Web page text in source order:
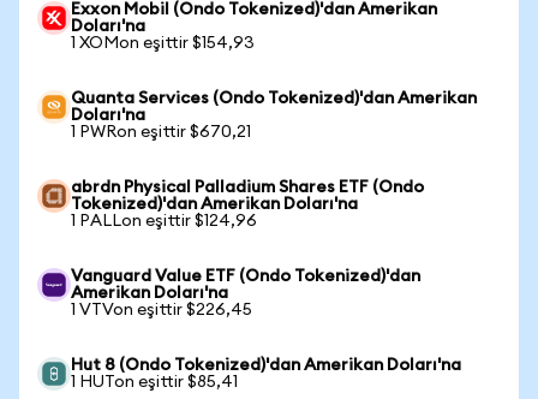
Exxon Mobil (Ondo Tokenized)'dan Amerikan
Doları'na
1 XOMon eşittir $154,93
Quanta Services (Ondo Tokenized)'dan Amerikan
Doları'na
1 PWRon eşittir $670,21
abrdn Physical Palladium Shares ETF (Ondo
Tokenized)'dan Amerikan Doları'na
1 PALLon eşittir $124,96
Vanguard Value ETF (Ondo Tokenized)'dan
Amerikan Doları'na
1 VTVon eşittir $226,45
Hut 8 (Ondo Tokenized)'dan Amerikan Doları'na
1 HUTon eşittir $85,41